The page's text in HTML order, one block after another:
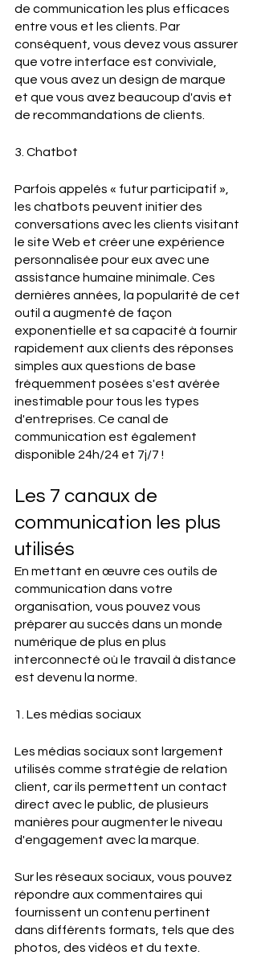
de communication les plus efficaces
entre vous et les clients. Par
conséquent, vous devez vous assurer
que votre interface est conviviale,
que vous avez un design de marque
et que vous avez beaucoup d'avis et
de recommandations de clients.
3. Chatbot
Parfois appelés « futur participatif »,
les chatbots peuvent initier des
conversations avec les clients visitant
le site Web et créer une expérience
personnalisée pour eux avec une
assistance humaine minimale. Ces
dernières années, la popularité de cet
outil a augmenté de façon
exponentielle et sa capacité à fournir
rapidement aux clients des réponses
simples aux questions de base
fréquemment posées s'est avérée
inestimable pour tous les types
d'entreprises. Ce canal de
communication est également
disponible 24h/24 et 7j/7 !
Les 7 canaux de
communication les plus
utilisés
En mettant en œuvre ces outils de
communication dans votre
organisation, vous pouvez vous
préparer au succès dans un monde
numérique de plus en plus
interconnecté où le travail à distance
est devenu la norme.
1. Les médias sociaux
Les médias sociaux sont largement
utilisés comme stratégie de relation
client, car ils permettent un contact
direct avec le public, de plusieurs
manières pour augmenter le niveau
d'engagement avec la marque.
Sur les réseaux sociaux, vous pouvez
répondre aux commentaires qui
fournissent un contenu pertinent
dans différents formats, tels que des
photos, des vidéos et du texte.